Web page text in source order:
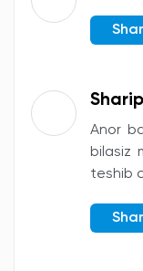
Anor
bilasiz
teshib